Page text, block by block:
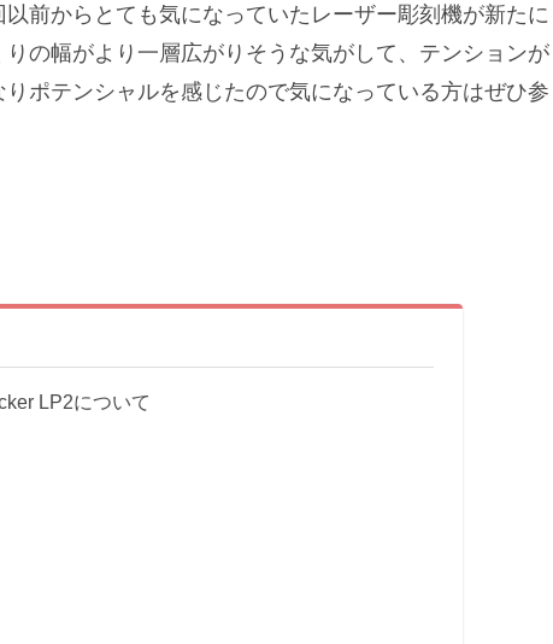
前からとても気になっていたレーザー彫刻機が新たに
の幅がより一層広がりそうな気がして、テンションが
ポテンシャルを感じたので気になっている方はぜひ参
LP2について